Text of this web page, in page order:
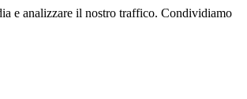
e analizzare il nostro traffico. Condividiamo